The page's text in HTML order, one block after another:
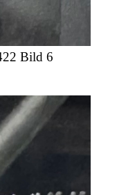
Bild 6